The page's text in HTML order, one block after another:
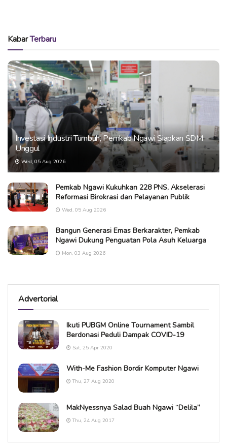
KabarTerbaru
Investasi Industri Tumbuh, Pemkab Ngawi Siapkan SDM
Unggul
Wed, 05 Aug 2026
Pemkab Ngawi Kukuhkan 228 PNS, Akselerasi
Reformasi Birokrasi dan Pelayanan Publik
Wed, 05 Aug 2026
Bangun Generasi Emas Berkarakter, Pemkab
Ngawi Dukung Penguatan Pola Asuh Keluarga
Mon, 03 Aug 2026
Advertorial
Ikuti PUBGM Online Tournament Sambil
Berdonasi Peduli Dampak COVID-19
Sat, 25 Apr 2020
With-Me Fashion Bordir Komputer Ngawi
Thu, 27 Aug 2020
MakNyessnya Salad Buah Ngawi “Delila”
Thu, 24 Aug 2017